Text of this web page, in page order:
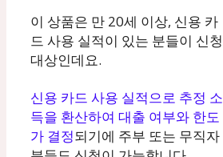
이 상품은 만 20세 이상, 신용 카
드 사용 실적이 있는 분들이 신청
대상인데요.
신용 카드 사용 실적으로 추정 소
득을 환산하여 대출 여부와 한도
가 결정되기에 주부 또는 무직자